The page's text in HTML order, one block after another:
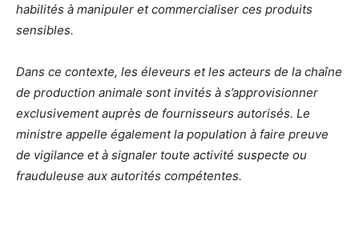
habilités à manipuler et commercialiser ces produits
sensibles.
Dans ce contexte, les éleveurs et les acteurs de la chaîne
de production animale sont invités à s’approvisionner
exclusivement auprès de fournisseurs autorisés. Le
ministre appelle également la population à faire preuve
de vigilance et à signaler toute activité suspecte ou
frauduleuse aux autorités compétentes.